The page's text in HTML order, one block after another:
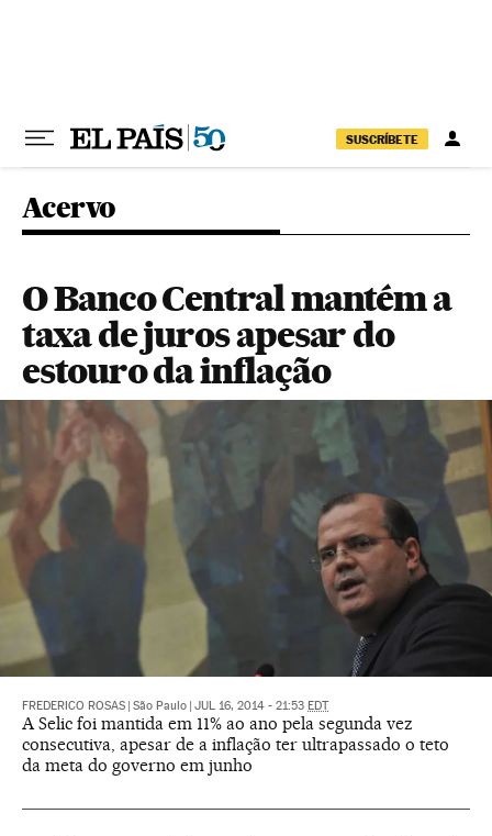
SUSCRÍBETE
Acervo
O Banco Central mantém a
taxa de juros apesar do
estouro da inflação
FREDERICO ROSAS São Paulo JUL 16, 2014 - 21:53 EDT
A Selic foi mantida em 11% ao ano pela segunda vez
consecutiva, apesar de a inflação ter ultrapassado o teto
da meta do governo em junho